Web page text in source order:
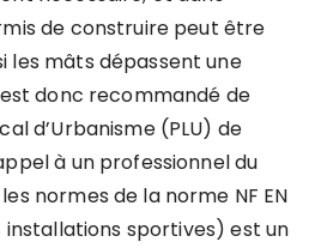
de construire peut être
les mâts dépassent une
donc recommandé de
d’Urbanisme (PLU) de
à un professionnel du
normes de la norme NF EN
installations sportives) est un